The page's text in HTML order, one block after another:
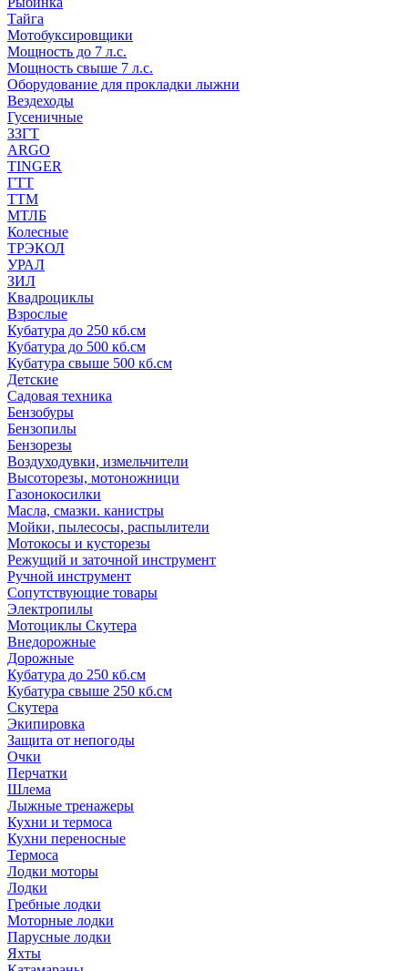
Тайга
Мотобуксировщики
Мощность до 7 л.с.
Мощность свыше 7 л.с.
Оборудование для прокладки лыжни
Вездеходы
Гусеничные
ЗЗГТ
ARGO
TINGER
ГТТ
ТТМ
МТЛБ
Колесные
ТРЭКОЛ
УРАЛ
ЗИЛ
Квадроциклы
Взрослые
Кубатура до 250 кб.см
Кубатура до 500 кб.см
Кубатура свыше 500 кб.см
Детские
Садовая техника
Бензобуры
Бензопилы
Бензорезы
Воздуходувки, измельчители
Высоторезы, мотоножници
Газонокосилки
Масла, смазки. канистры
Мойки, пылесосы, распылители
Мотокосы и кусторезы
Режущий и заточной инструмент
Ручной инструмент
Сопутствующие товары
Электропилы
Мотоциклы Скутера
Внедорожные
Дорожные
Кубатура до 250 кб.см
Кубатура свыше 250 кб.см
Скутера
Экипировка
Защита от непогоды
Очки
Перчатки
Шлема
Лыжные тренажеры
Кухни и термоса
Кухни переносные
Термоса
Лодки моторы
Лодки
Гребные лодки
Моторные лодки
Парусные лодки
Яхты